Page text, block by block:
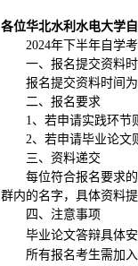
各位华北水利水电大学
2024年下半年自学
一、报名提交资料时
报名提交资料时间为
二、报名要求
1、若申请实践环节
2、若申请毕业论文
三、资料递交
每位符合报名要求
群内的名字，具体资料
四、注意事项
毕业论文答辩具体
所有报名考生需加